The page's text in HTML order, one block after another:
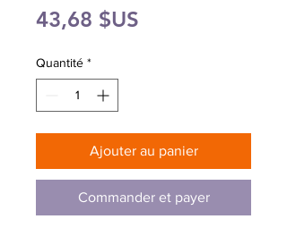
43,68 $US
Quantité *
Ajouter au panier
Commander et payer